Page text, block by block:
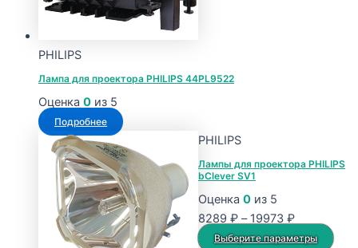
PHILIPS
Лампа для проектора PHILIPS 44PL9522
Оценка 0 из 5
Подробнее
PHILIPS
Лампы для проектора PHILIPS
bClever SV1
Оценка 0 из 5
8289 ₽ – 19973 ₽Диапазон
цен:
Выберите параметры